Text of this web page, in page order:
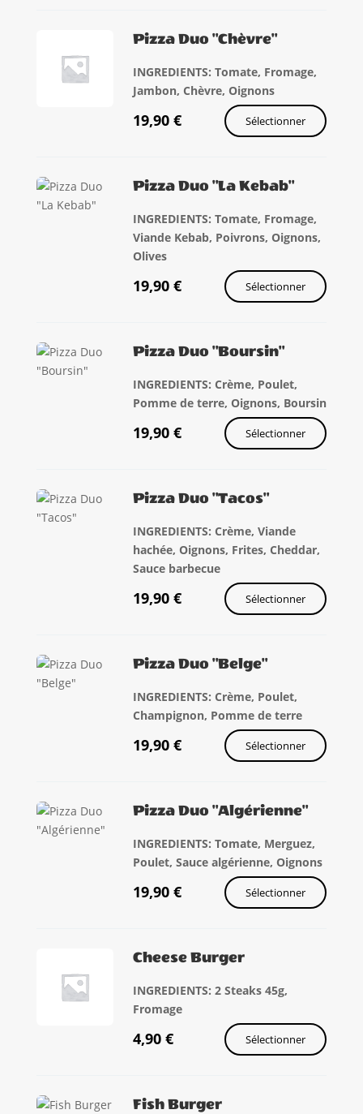
Pizza Duo "Chèvre"
INGREDIENTS: Tomate, Fromage,
Jambon, Chèvre, Oignons
19,90 € Sélectionner
Pizza Duo "La Kebab"
INGREDIENTS: Tomate, Fromage,
Viande Kebab, Poivrons, Oignons,
Olives
19,90 € Sélectionner
Pizza Duo "Boursin"
INGREDIENTS: Crème, Poulet,
Pomme de terre, Oignons, Boursin
19,90 € Sélectionner
Pizza Duo "Tacos"
INGREDIENTS: Crème, Viande
hachée, Oignons, Frites, Cheddar,
Sauce barbecue
19,90 € Sélectionner
Pizza Duo "Belge"
INGREDIENTS: Crème, Poulet,
Champignon, Pomme de terre
19,90 € Sélectionner
Pizza Duo "Algérienne"
INGREDIENTS: Tomate, Merguez,
Poulet, Sauce algérienne, Oignons
19,90 € Sélectionner
Cheese Burger
INGREDIENTS: 2 Steaks 45g,
Fromage
4,90 € Sélectionner
Fish Burger